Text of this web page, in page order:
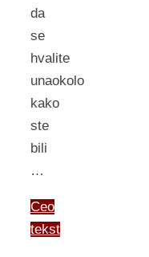
da
se
hvalite
unaokolo
kako
ste
bili
…
Ceo
tekst